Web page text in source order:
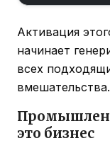
Активация
начинает
всех
вмешательства.
это бизнес